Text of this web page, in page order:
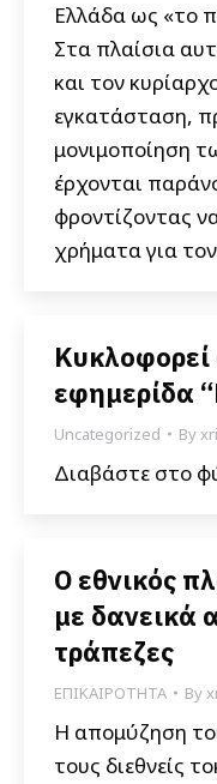
Ελλάδα ως «το
Στα πλαίσια
και τον
εγκατάσταση,
μονιμοποίηση
έρχονται
φροντίζοντας
χρήματα για
εφημερίδα
Uncategorized By
Διαβάστε στο
Ο εθνικός
με δανεικά
τράπεζες
ΕΠΙΚΑΙΡΟΤΗΤΑ By
Η απομύζηση
τους διεθνείς